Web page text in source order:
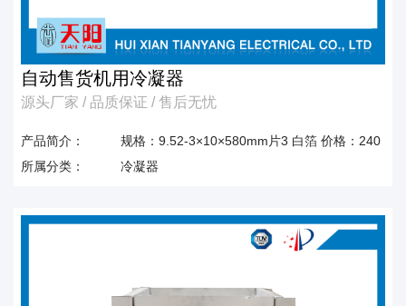
自动售货机用冷凝器
源头厂家 / 品质保证 / 售后无忧
产品简介：
规格：9.52-3×10×580mm片3 白箔 价格：240
所属分类：
冷凝器